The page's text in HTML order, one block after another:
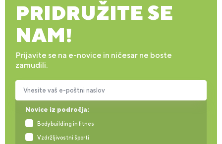
PRIDRUŽITE SE
NAM!
Prijavite se na e-novice in ničesar ne boste
zamudili.
Novice iz področja:
Bodybuilding in fitnes
Vzdržljivostni športi
Vnesite vaš e-poštni naslov